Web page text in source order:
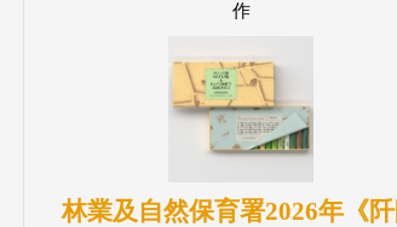
作
林業及自然保育署2026年《